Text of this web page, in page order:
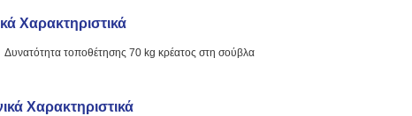
Χαρακτηριστικά
Δυνατότητα τοποθέτησης 70 kg κρέατος στη σούβλα
Χαρακτηριστικά